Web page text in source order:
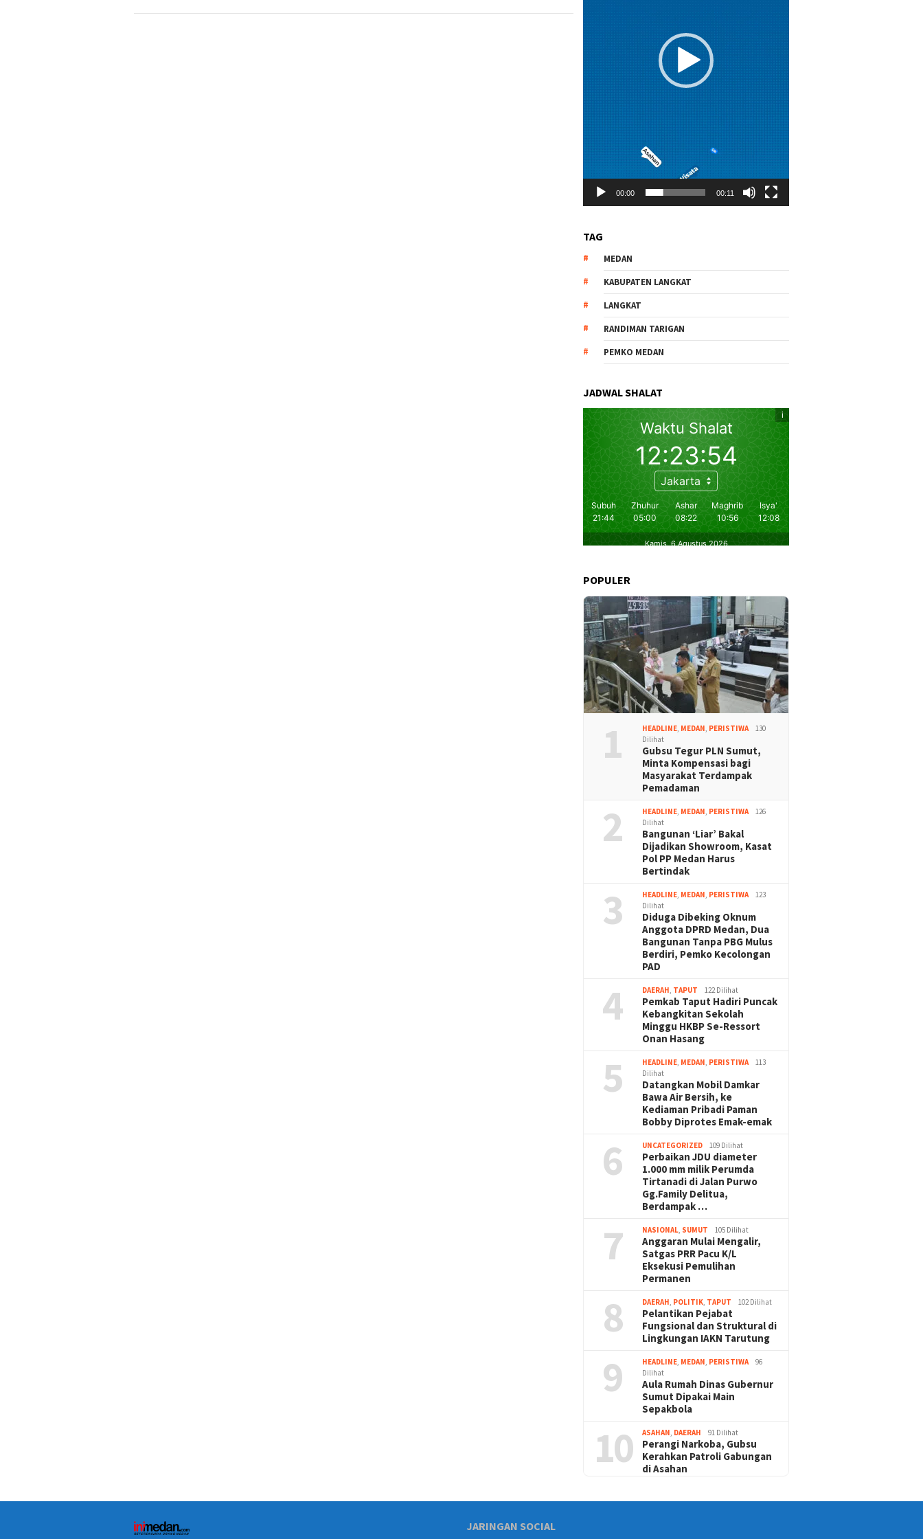
00:00 00:11
TAG
MEDAN
KABUPATEN LANGKAT
LANGKAT
RANDIMAN TARIGAN
PEMKO MEDAN
JADWAL SHALAT
POPULER
1 HEADLINE, MEDAN, PERISTIWA
130
Dilihat
Gubsu Tegur PLN Sumut,
Minta Kompensasi bagi
Masyarakat Terdampak
Pemadaman
2 HEADLINE, MEDAN, PERISTIWA
126
Dilihat
Bangunan ‘Liar’ Bakal
Dijadikan Showroom, Kasat
Pol PP Medan Harus
Bertindak
3 HEADLINE, MEDAN, PERISTIWA
123
Dilihat
Diduga Dibeking Oknum
Anggota DPRD Medan, Dua
Bangunan Tanpa PBG Mulus
Berdiri, Pemko Kecolongan
PAD
4 DAERAH, TAPUT 122 Dilihat
Pemkab Taput Hadiri Puncak
Kebangkitan Sekolah
Minggu HKBP Se-Ressort
Onan Hasang
5 HEADLINE, MEDAN, PERISTIWA
113
Dilihat
Datangkan Mobil Damkar
Bawa Air Bersih, ke
Kediaman Pribadi Paman
Bobby Diprotes Emak-emak
6 UNCATEGORIZED 109 Dilihat
Perbaikan JDU diameter
1.000 mm milik Perumda
Tirtanadi di Jalan Purwo
Gg.Family Delitua,
Berdampak …
7 NASIONAL, SUMUT 105 Dilihat
Anggaran Mulai Mengalir,
Satgas PRR Pacu K/L
Eksekusi Pemulihan
Permanen
8 DAERAH, POLITIK, TAPUT 102 Dilihat
Pelantikan Pejabat
Fungsional dan Struktural di
Lingkungan IAKN Tarutung
9 HEADLINE, MEDAN, PERISTIWA
96
Dilihat
Aula Rumah Dinas Gubernur
Sumut Dipakai Main
Sepakbola
10 ASAHAN, DAERAH 91 Dilihat
Perangi Narkoba, Gubsu
Kerahkan Patroli Gabungan
di Asahan
JARINGAN SOCIAL